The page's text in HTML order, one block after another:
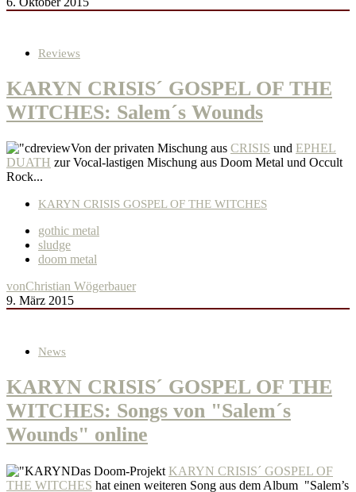
Reviews
KARYN CRISIS´ GOSPEL OF THE
WITCHES: Salem´s Wounds
Von der privaten Mischung aus CRISIS und EPHEL
DUATH zur Vocal-lastigen Mischung aus Doom Metal und Occult
Rock...
KARYN CRISIS GOSPEL OF THE WITCHES
gothic metal
sludge
doom metal
vonChristian Wögerbauer
9. März 2015
News
KARYN CRISIS´ GOSPEL OF THE
WITCHES: Songs von "Salem´s
Wounds" online
Das Doom-Projekt KARYN CRISIS´ GOSPEL OF
THE WITCHES hat einen weiteren Song aus dem Album "Salem’s